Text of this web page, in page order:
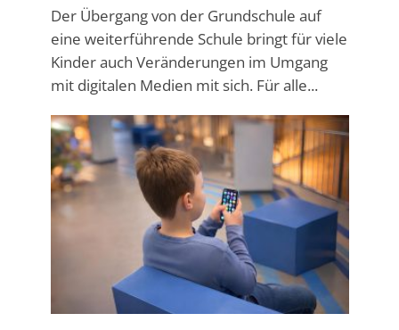
Der Übergang von der Grundschule auf
eine weiterführende Schule bringt für viele
Kinder auch Veränderungen im Umgang
mit digitalen Medien mit sich. Für alle...